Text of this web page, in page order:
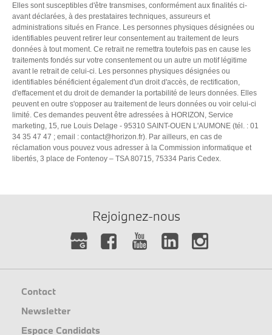
Elles sont susceptibles d'être transmises, conformément aux finalités ci-
avant déclarées, à des prestataires techniques, assureurs et
administrations situés en France. Les personnes physiques désignées ou
identifiables peuvent retirer leur consentement au traitement de leurs
données à tout moment. Ce retrait ne remettra toutefois pas en cause les
traitements fondés sur votre consentement ou un autre un motif légitime
avant le retrait de celui-ci. Les personnes physiques désignées ou
identifiables bénéficient également d'un droit d'accès, de rectification,
d'effacement et du droit de demander la portabilité de leurs données. Elles
peuvent en outre s'opposer au traitement de leurs données ou voir celui-ci
limité. Ces demandes peuvent être adressées à HORIZON, Service
marketing, 15, rue Louis Delage - 95310 SAINT-OUEN L'AUMONE (tél. : 01
34 35 47 47 ; email : contact@horizon.fr). Par ailleurs, en cas de
réclamation vous pouvez vous adresser à la Commission informatique et
libertés, 3 place de Fontenoy – TSA 80715, 75334 Paris Cedex.
Rejoignez-nous
Contact
Newsletter
Espace Candidats